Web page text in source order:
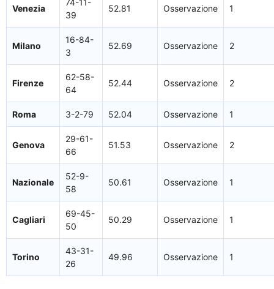
Venezia
74-11-
39
52.81 Osservazione 1
Milano
16-84-
3
52.69 Osservazione 2
Firenze
62-58-
64
52.44 Osservazione 2
Roma 3-2-79 52.04 Osservazione 1
Genova
29-61-
66
51.53 Osservazione 2
Nazionale
52-9-
58
50.61 Osservazione 1
Cagliari
69-45-
50
50.29 Osservazione 1
Torino
43-31-
26
49.96 Osservazione 1